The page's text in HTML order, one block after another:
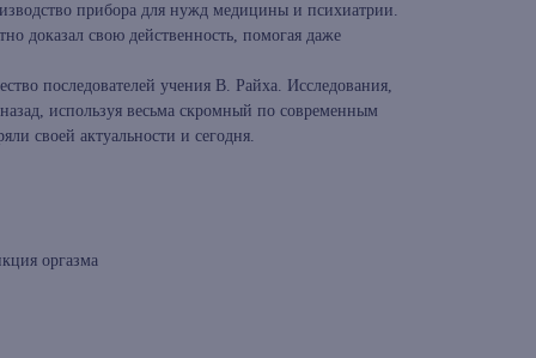
прибора для нужд медицины и психиатрии.
доказал свою действенность, помогая даже
последователей учения В. Райха. Исследования,
используя весьма скромный по современным
своей актуальности и сегодня.
оргазма